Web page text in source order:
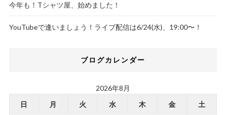
今年も！Tシャツ屋、始めました！
YouTubeで逢いましょう！ライブ配信は6/24(水)、19:00〜！
ブログカレンダー
2026年8月
日
月 火 水 木 金 土